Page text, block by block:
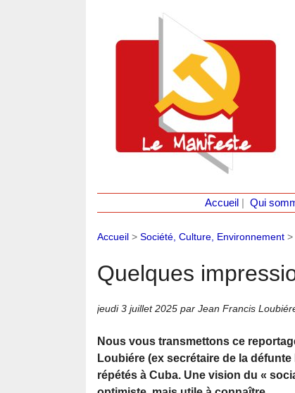
Accueil Qui
Accueil > Société, Culture, Environnement >
Quelques
jeudi 3 juillet 2025 par Jean Francis
Nous vous transmettons ce
Loubiére (ex secrétaire de la
répétés à Cuba. Une vision du «